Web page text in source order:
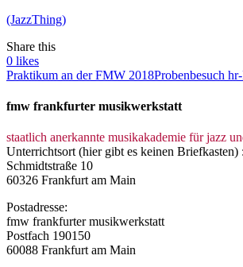
(JazzThing)
Share this
0 likes
Praktikum an der FMW 2018Probenbesuch
fmw frankfurter musikwerkstatt
staatlich anerkannte musikakademie für jazz
Unterrichtsort (hier gibt es keinen Briefkasten) :
Schmidtstraße 10
60326 Frankfurt am Main
Postadresse:
fmw frankfurter musikwerkstatt
Postfach 190150
60088 Frankfurt am Main